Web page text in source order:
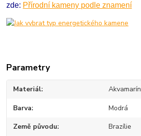
zde: Přírodní kameny podle znamení
Parametry
Materiál Akvamarín
Barva Modrá
Země původu Brazílie